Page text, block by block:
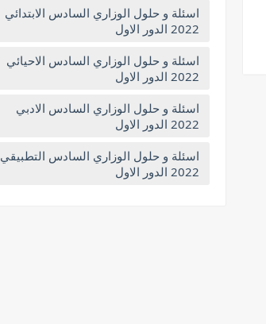
اسئلة و حلول الوزاري السادس الابتدائي
2022 الدور الاول
اسئلة و حلول الوزاري السادس الاحيائي
2022 الدور الاول
اسئلة و حلول الوزاري السادس الادبي
2022 الدور الاول
اسئلة و حلول الوزاري السادس التطبيقي
2022 الدور الاول